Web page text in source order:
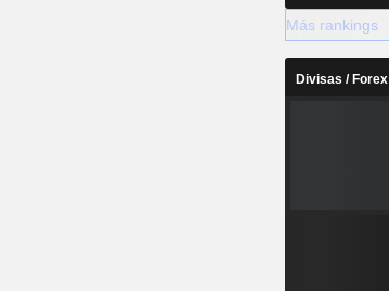
Más rankings
Divisas / Forex